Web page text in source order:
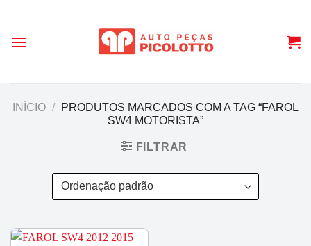
content
INÍCIO /
PRODUTOS MARCADOS COM A TAG “FAROL
SW4 MOTORISTA”
FILTRAR